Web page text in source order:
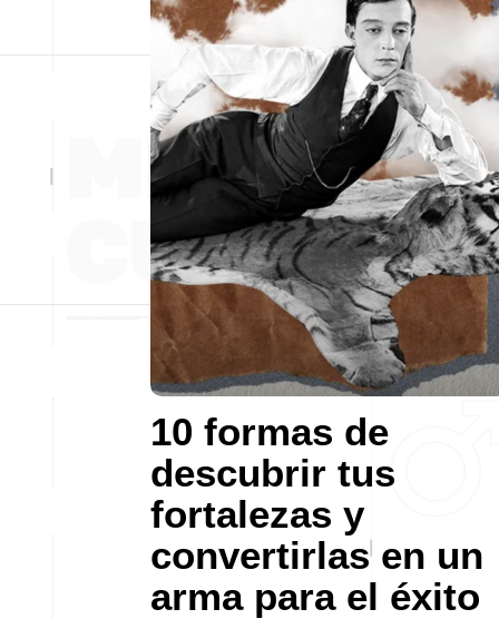
10 formas de
descubrir tus
fortalezas y
convertirlas en un
arma para el éxito